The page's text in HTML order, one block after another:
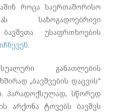
როცა საერთაშორისო
საზოგადოებრივი
უსაფრთხოების
.
განათლების
„ბავშვების დაცვის“
პარადოქსულად, სწორედ
არქონა ტოვებს ბავშვს